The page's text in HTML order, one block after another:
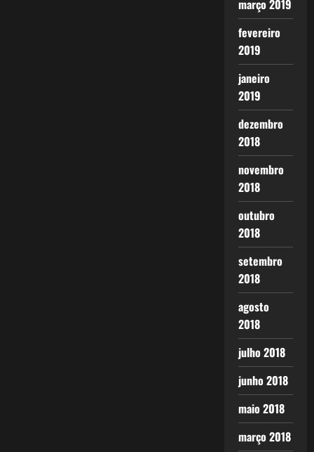
março 2019
fevereiro
2019
janeiro
2019
dezembro
2018
novembro
2018
outubro
2018
setembro
2018
agosto
2018
julho 2018
junho 2018
maio 2018
março 2018